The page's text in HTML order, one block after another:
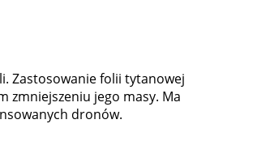
Zastosowanie folii tytanowej
zmniejszeniu jego masy. Ma
dronów.